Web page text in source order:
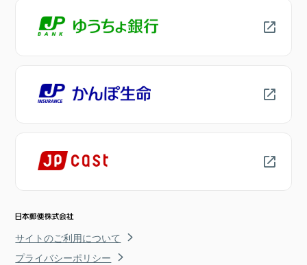
サイトのご利用について
プライバシーポリシー